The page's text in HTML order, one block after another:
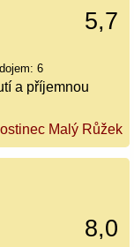
5,7
6
a příjemnou
Malý Růžek
8,0